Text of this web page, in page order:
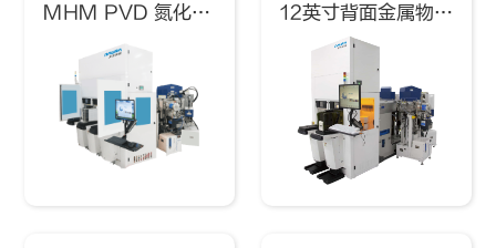
MHM PVD 氮化钛金属硬掩膜物理气相沉积系统 12英寸背面金属物理气相沉积系统